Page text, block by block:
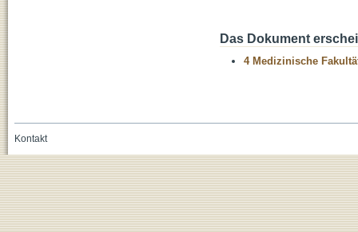
Das Dokument
4 Medizinische
Kontakt